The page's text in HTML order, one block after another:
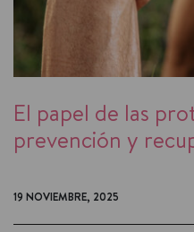
El papel de las
prevención y
19 NOVIEMBRE, 2025